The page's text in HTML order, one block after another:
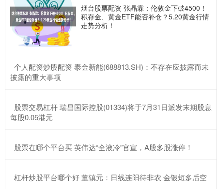
烟台股票配资 张晶霖：伦敦金下破4500！
积存金、黄金ETF能否补仓？5.20黄金行情
走势分析！
​个人配资炒股配资 泰金新能(688813.SH)：不存在应披露而未
披露的重大事项
​股票交易杠杆 瑞昌国际控股(01334)将于7月31日派发末期股息
每股0.05港元
​股票在哪个平台买 英伟达“全液冷”官宣，A股多股涨停！
​杠杆炒股平台哪个好 董镇元：日线连阳待非农 金银短多后空